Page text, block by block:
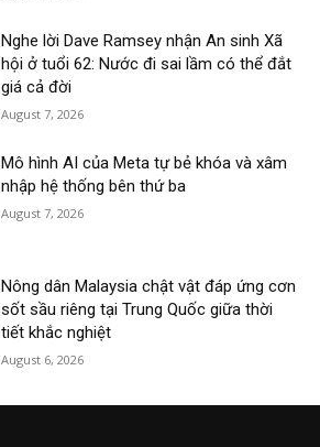
Nghe lời Dave Ramsey nhận An sinh Xã
hội ở tuổi 62: Nước đi sai lầm có thể đắt
giá cả đời
August 7, 2026
Mô hình AI của Meta tự bẻ khóa và xâm
nhập hệ thống bên thứ ba
August 7, 2026
Nông dân Malaysia chật vật đáp ứng cơn
sốt sầu riêng tại Trung Quốc giữa thời
tiết khắc nghiệt
August 6, 2026